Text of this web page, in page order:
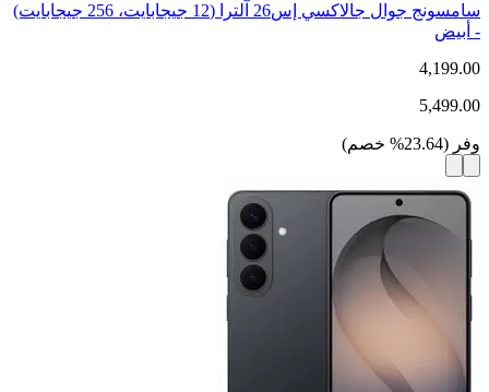
سامسونج جوال جالاكسي إس26 آلترا (12 جيجابايت، 256 جيجابايت)
- أبيض
4,199.00
5,499.00
وفر (
23.64
% خصم)